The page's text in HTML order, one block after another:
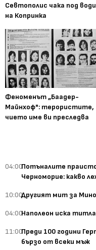
Севтополис чака под
на Копринка
Феноменът „Баадер-
Майнхоф": терористите,
чието име ви преследва
04:00Потъналите
Черноморие: какво
10:00Другият мит за
04:00Наполеон иска
11:00Преди 100 години
бързо от всеки мъж